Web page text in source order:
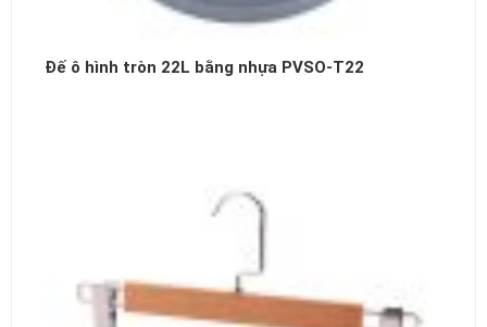
Đế ô hình tròn 22L bằng nhựa PVSO-T22